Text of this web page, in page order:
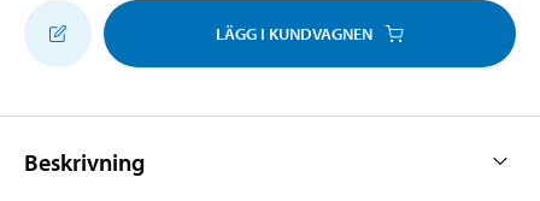
LÄGG I KUNDVAGNEN
Beskrivning